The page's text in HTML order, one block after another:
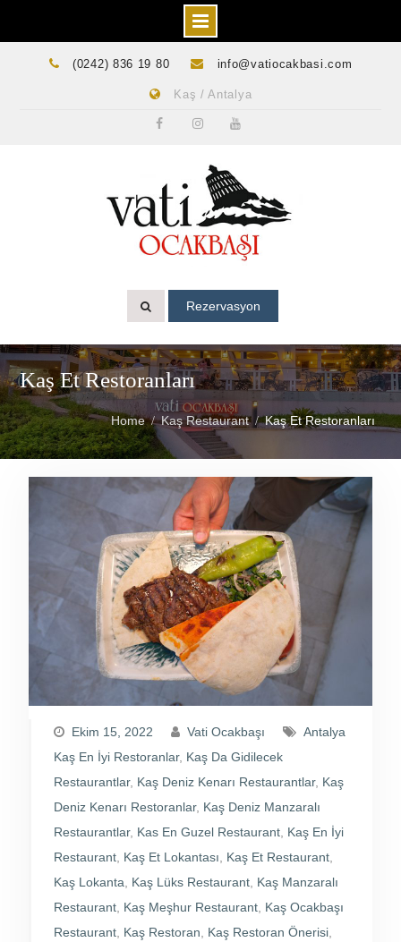
(0242) 836 19 80 info@vatiocakbasi.com
Kaş / Antalya
Rezervasyon
Kaş Et Restoranları
Home Kaş Restaurant Kaş Et Restoranları
Ekim 15, 2022 Vati Ocakbaşı
Antalya
Kaş En İyi Restoranlar, Kaş Da Gidilecek
Restaurantlar, Kaş Deniz Kenarı Restaurantlar, Kaş
Deniz Kenarı Restoranlar, Kaş Deniz Manzaralı
Restaurantlar, Kas En Guzel Restaurant, Kaş En İyi
Restaurant, Kaş Et Lokantası, Kaş Et Restaurant,
Kaş Lokanta, Kaş Lüks Restaurant, Kaş Manzaralı
Restaurant, Kaş Meşhur Restaurant, Kaş Ocakbaşı
Restaurant, Kaş Restoran, Kaş Restoran Önerisi,